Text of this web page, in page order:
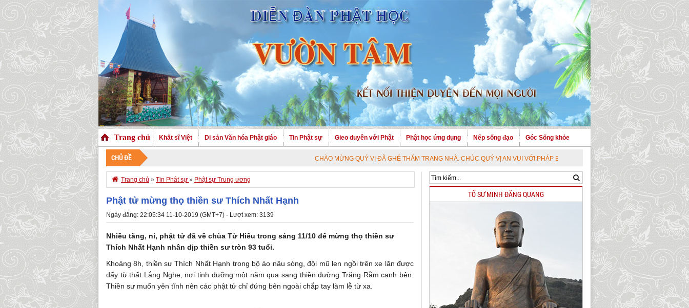
Trang chủ Khất sĩ Việt Di sản Văn hóa Phật giáo Tin Phật sự Gieo duyên với Phật Phật học ứng dụng Nếp sống đạo Góc Sống khỏe
CHỦ ĐỀ CHÀO MỪNG QUÝ VỊ ĐÃ GHÉ THĂM TRANG NHÀ. CHÚC QUÝ VỊ AN VUI VỚI PHÁP BẢO CAO QUÝ !
 Trang chủ » Tin Phật sự » Phật sự Trung ương
Phật tử mừng thọ thiền sư Thích Nhất Hạnh
Ngày đăng: 22:05:34 11-10-2019 (GMT+7) - Lượt xem: 3139
Nhiều tăng, ni, phật tử đã về chùa Từ Hiếu trong sáng 11/10 để mừng thọ thiền sư
Thích Nhất Hạnh nhân dịp thiền sư tròn 93 tuổi.
Khoảng 8h, thiền sư Thích Nhất Hạnh trong bộ áo nâu sòng, đội mũ len ngồi trên xe lăn được
đẩy từ thất Lắng Nghe, nơi tịnh dưỡng một năm qua sang thiền đường Trăng Rằm cạnh bên.
Thiền sư muốn yên tĩnh nên các phật tử chỉ đứng bên ngoài chắp tay làm lễ từ xa.
TỔ SƯ MINH ĐĂNG QUANG